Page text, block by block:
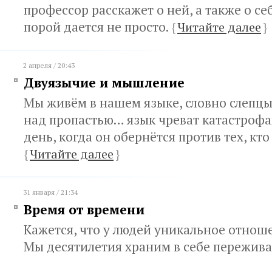
профессор расскажет о ней, а также о
порой дается не просто. {Читайте далее}
2 апреля / 20:43
Двуязычие и мышление
Мы живём в нашем языке, словно
над пропастью… язык чреват
день, когда он обернётся против тех,
{Читайте далее}
31 января / 21:34
Время от времени
Кажется, что у людей уникальное
Мы десятилетия храним в себе